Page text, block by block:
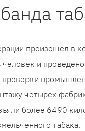
произошел в
и
проверки
четырех
более 6490
табака.